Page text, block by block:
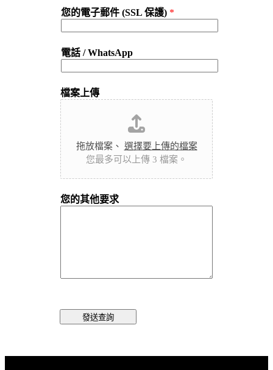
您的電子郵件 (SSL 保護) *
電話 / WhatsApp
檔案上傳
拖放檔案、 選擇要上傳的檔案
您最多可以上傳 3 檔案。
您的其他要求
發送查詢